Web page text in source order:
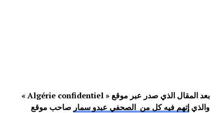
بعد المقال الذي صدر عبر موقع « Algérie confidentiel »
والذي إتهم فيه كل من الصحفي عبدو سمار صاحب موقع